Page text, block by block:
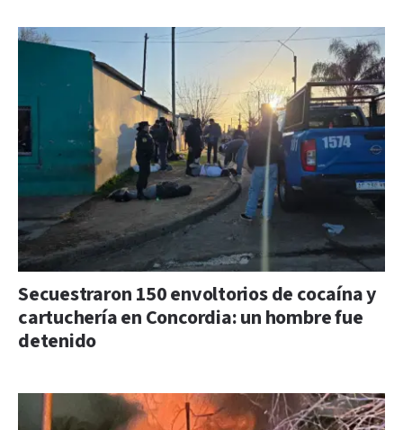
Secuestraron 150 envoltorios de cocaína y
cartuchería en Concordia: un hombre fue
detenido